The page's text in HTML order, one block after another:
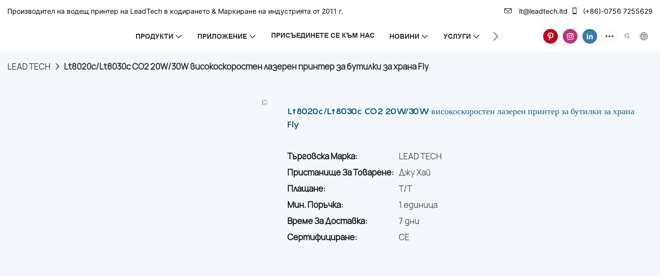
Производител на водещ принтер на LeadTech в кодирането & Маркиране на индустрията от 2011 г. lt@leadtech.ltd (+86)-0756 7255629
ПРОДУКТИ ПРИЛОЖЕНИЕ ПРИСЪЕДИНЕТЕ СЕ КЪМ НАС НОВИНИ УСЛУГИ ЗА НАС
LEAD TECH Lt8020c/Lt8030c CO2 20W/30W високоскоростен лазерен принтер за бутилки за храна Fly
Lt8020c/Lt8030c CO2 20W/30W високоскоростен лазерен принтер за бутилки за храна
Fly
Търговска Марка:
LEAD TECH
Пристанище За Товарене: Джу Хай
Плащане:
T/T
Мин. Поръчка:
1 единица
Време За Доставка:
7 дни
Сертифициране:
CE